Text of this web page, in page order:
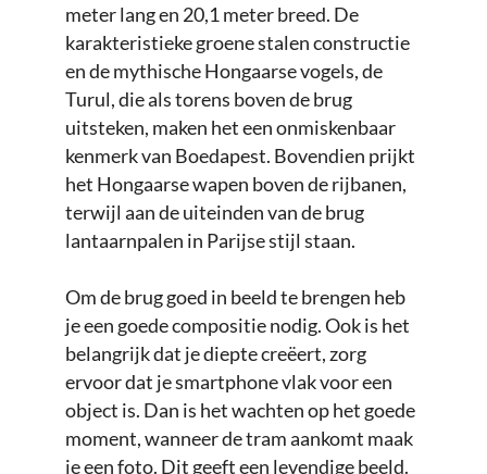
meter lang en 20,1 meter breed. De
karakteristieke groene stalen constructie
en de mythische Hongaarse vogels, de
Turul, die als torens boven de brug
uitsteken, maken het een onmiskenbaar
kenmerk van Boedapest. Bovendien prijkt
het Hongaarse wapen boven de rijbanen,
terwijl aan de uiteinden van de brug
lantaarnpalen in Parijse stijl staan.
Om de brug goed in beeld te brengen heb
je een goede compositie nodig. Ook is het
belangrijk dat je diepte creëert, zorg
ervoor dat je smartphone vlak voor een
object is. Dan is het wachten op het goede
moment, wanneer de tram aankomt maak
je een foto. Dit geeft een levendige beeld.